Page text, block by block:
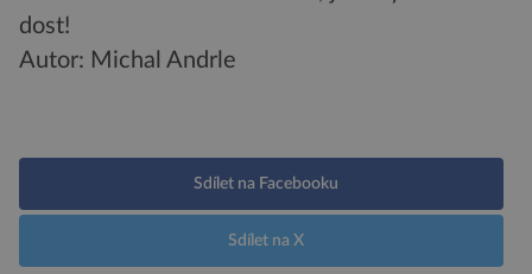
dost!
Autor: Michal Andrle
Sdílet na Facebooku
Sdílet na X